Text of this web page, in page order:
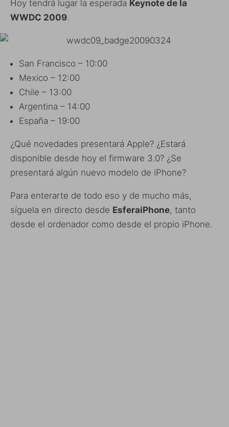
Hoy tendrá lugar la esperada Keynote de la
WWDC 2009.
San Francisco – 10:00
Mexico – 12:00
Chile – 13:00
Argentina – 14:00
España – 19:00
¿Qué novedades presentará Apple? ¿Estará
disponible desde hoy el firmware 3.0? ¿Se
presentará algún nuevo modelo de iPhone?
Para enterarte de todo eso y de mucho más,
síguela en directo desde EsferaiPhone, tanto
desde el ordenador como desde el propio iPhone.